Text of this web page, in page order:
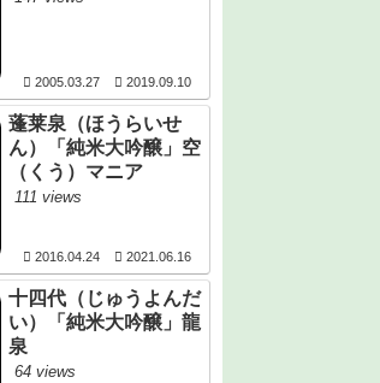
2005.03.27 2019.09.10
蓬莱泉（ほうらいせ
ん）「純米大吟醸」空
（くう）マニア
111 views
2016.04.24 2021.06.16
十四代（じゅうよんだ
い）「純米大吟醸」龍
泉
64 views